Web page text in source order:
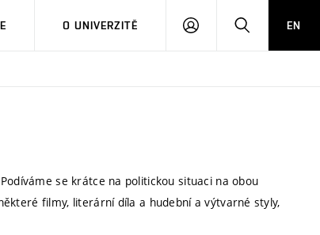
O UNIVERZITĚ
PŘIHLÁSIT HLEDATEN
se krátce na politickou situaci na obou
filmy, literární díla a hudební a výtvarné styly,